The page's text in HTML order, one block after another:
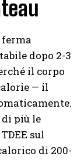
dopo 2-3
il corpo
— il
più le
sul
di 200-